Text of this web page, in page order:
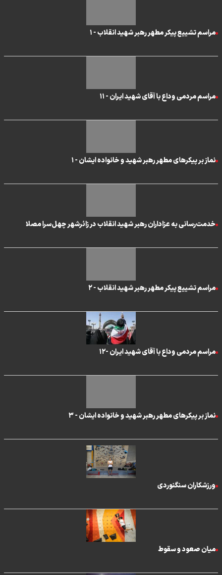
مراسم تشییع پیکر مطهر رهبر شهید انقلاب - ۱
مراسم مردمی وداع با آقای شهید ایران - ۱۱
نماز بر پیکرهای مطهر رهبر شهید و خانواده ایشان - ۱
خدمت‌رسانی به عزاداران رهبر شهید انقلاب در زائرشهر چهل‌سرا مصلا
مراسم تشییع پیکر مطهر رهبر شهید انقلاب - ۲
مراسم مردمی وداع با آقای شهید ایران -۱۲
نماز بر پیکر‌های مطهر رهبر شهید و خانواده ایشان - ۳
ورزشکاران سنگنوردی
میان صعود و سقوط